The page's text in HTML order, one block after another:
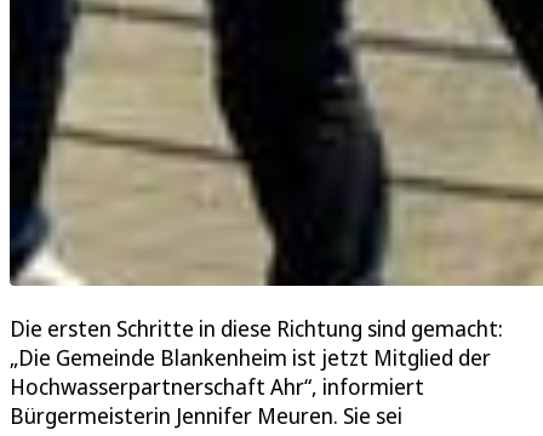
Die ersten Schritte in diese Richtung sind gemacht:
„Die Gemeinde Blankenheim ist jetzt Mitglied der
Hochwasserpartnerschaft Ahr“, informiert
Bürgermeisterin Jennifer Meuren. Sie sei